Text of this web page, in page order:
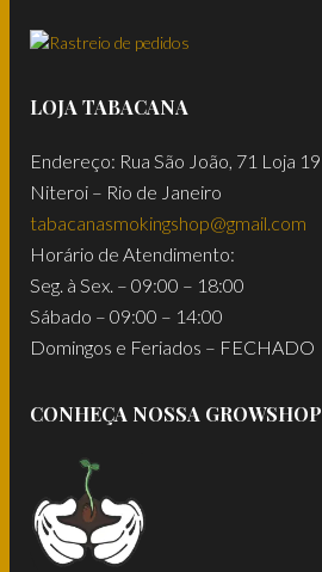
LOJA TABACANA
Endereço: Rua São João, 71 Loja 19
Niteroi – Rio de Janeiro
tabacanasmokingshop@gmail.com
Horário de Atendimento:
Seg. à Sex. – 09:00 – 18:00
Sábado – 09:00 – 14:00
Domingos e Feriados – FECHADO
CONHEÇA NOSSA GROWSHOP